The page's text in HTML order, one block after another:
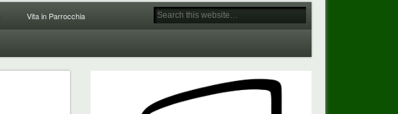
Vita in Parrocchia